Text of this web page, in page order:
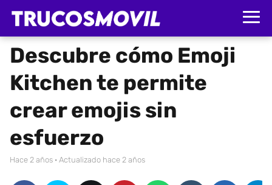
Descubre cómo Emoji
Kitchen te permite
crear emojis sin
esfuerzo
hace 2 años · Actualizado hace 2 años